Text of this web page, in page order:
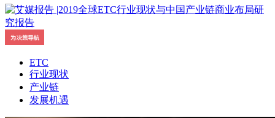
ETC
行业现状
产业链
发展机遇